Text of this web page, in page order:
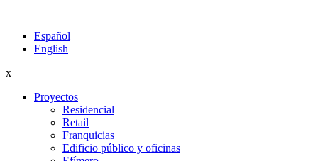
Español
English
x
Proyectos
Residencial
Retail
Franquicias
Edificio público y oficinas